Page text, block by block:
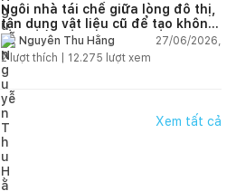
Ngôi nhà tái chế giữa lòng đô thị,
tận dụng vật liệu cũ để tạo không
gian sống linh hoạt
Nguyễn Thu Hằng
27/06/2026,
2lượt thích | 12.275 lượt xem
Xem tất cả